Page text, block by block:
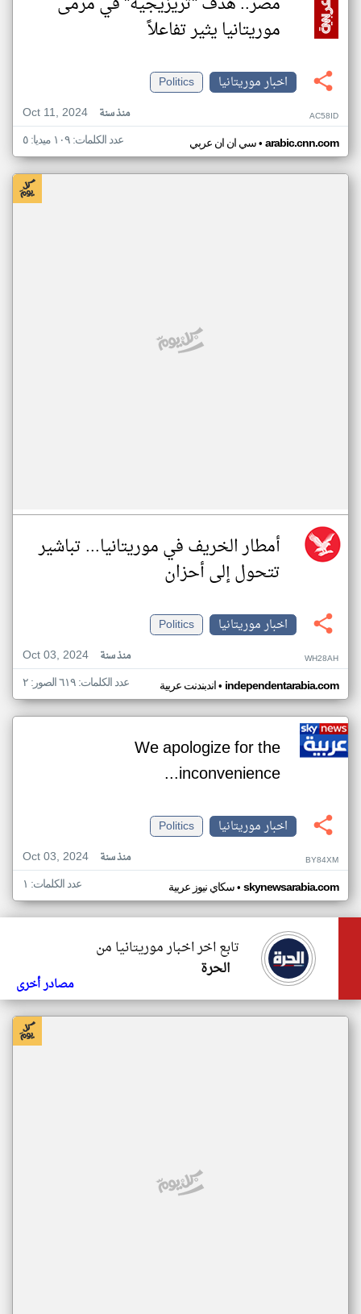
موريتانيا يثير تفاعلاً
اخبار موريتانيا
Politics
Oct 11, 2024
منذ سنة AC58ID
سي ان ان عربي• arabic.cnn.com عدد الكلمات: ١٠٩ ميديا: ٥
أمطار الخريف في موريتانيا... تباشير
تتحول إلى أحزان
اخبار موريتانيا
Politics
Oct 03, 2024
منذ سنة WH28AH
اندبندنت عربية• independentarabia.com عدد الكلمات: ٦١٩ الصور: ٢
We apologize for the
inconvenience...
اخبار موريتانيا
Politics
Oct 03, 2024
منذ سنة BY84XM
سكاي نيوز عربية• skynewsarabia.com عدد الكلمات: ١
تابع اخر اخبار موريتانيا من
الحرة
مصادر أخرى